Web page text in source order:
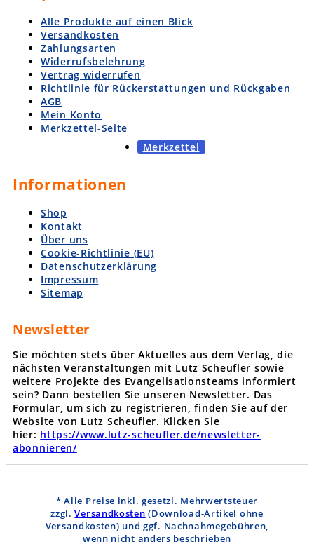
Alle Produkte auf einen Blick
Versandkosten
Zahlungsarten
Widerrufsbelehrung
Vertrag widerrufen
Richtlinie für Rückerstattungen und Rückgaben
AGB
Mein Konto
Merkzettel-Seite
Merkzettel
Informationen
Shop
Kontakt
Über uns
Cookie-Richtlinie (EU)
Datenschutzerklärung
Impressum
Sitemap
Newsletter
Sie möchten stets über Aktuelles aus dem Verlag, die
nächsten Veranstaltungen mit Lutz Scheufler sowie
weitere Projekte des Evangelisationsteams informiert
sein? Dann bestellen Sie unseren Newsletter. Das
Formular, um sich zu registrieren, finden Sie auf der
Website von Lutz Scheufler. Klicken Sie
hier: https://www.lutz-scheufler.de/newsletter-
abonnieren/
* Alle Preise inkl. gesetzl. Mehrwertsteuer
zzgl.Versandkosten (Download-Artikel ohne
Versandkosten) und ggf. Nachnahmegebühren,
wenn nicht anders beschrieben